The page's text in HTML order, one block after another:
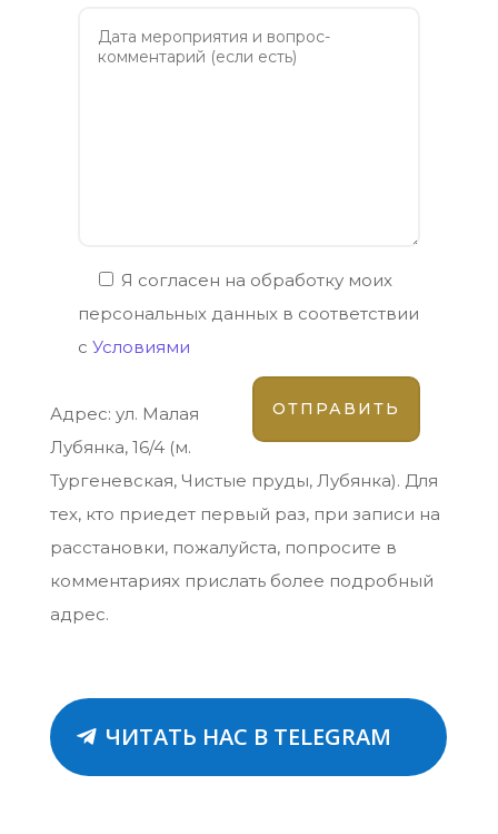
Я согласен на обработку моих
персональных данных в соответствии
с Условиями
Адрес: ул. Малая
Лубянка, 16/4 (м.
Тургеневская, Чистые пруды, Лубянка). Для
тех, кто приедет первый раз, при записи на
расстановки, пожалуйста, попросите в
комментариях прислать более подробный
адрес.
ЧИТАТЬ НАС В TELEGRAM